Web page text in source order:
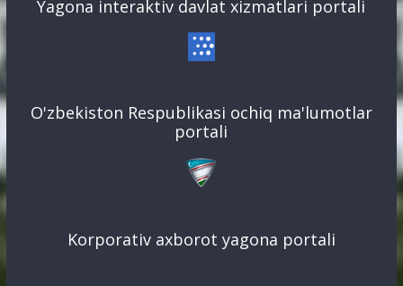
Yagona interaktiv davlat xizmatlari portali
O'zbekiston Respublikasi ochiq ma'lumotlar
portali
Korporativ axborot yagona portali